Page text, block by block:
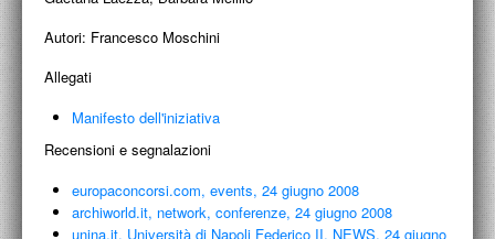
Autori: Francesco Moschini
Allegati
Manifesto dell'iniziativa
Recensioni e segnalazioni
europaconcorsi.com, events, 24 giugno 2008
archiworld.it, network, conferenze, 24 giugno 2008
unina.it, Università di Napoli Federico II, NEWS, 24 giugno